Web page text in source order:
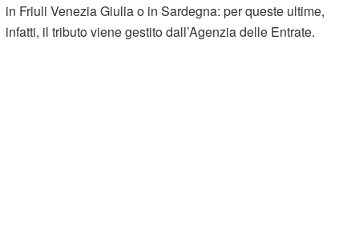
in Friuli Venezia Giulia o in Sardegna: per queste ultime,
infatti, il tributo viene gestito dall’Agenzia delle Entrate.